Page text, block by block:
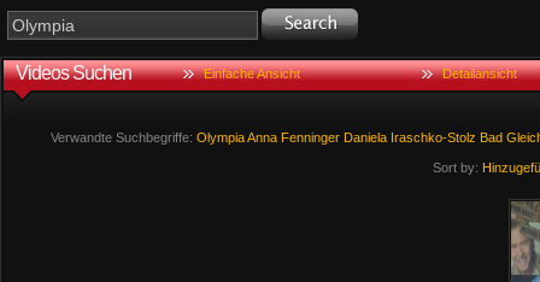
Videos Suchen Einfache Ansicht Detailansicht
Verwandte Suchbegriffe: Olympia Anna Fenninger Daniela Iraschko-Stolz Bad
Sort by: